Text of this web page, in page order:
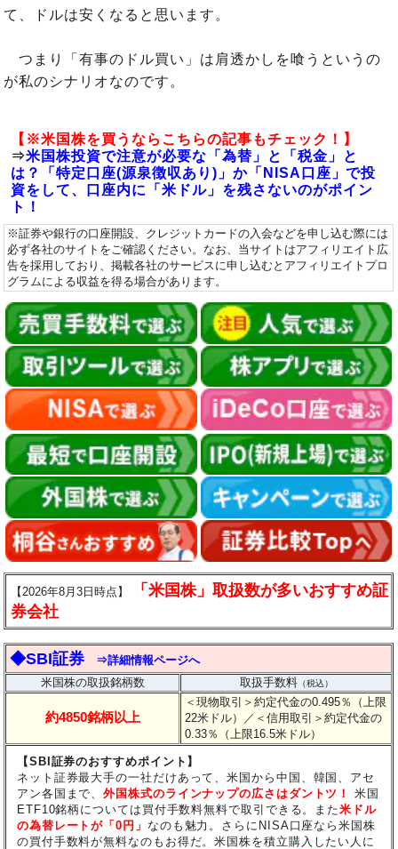
て、ドルは安くなると思います。
つまり「有事のドル買い」は肩透かしを喰うというの
が私のシナリオなのです。
【※米国株を買うならこちらの記事もチェック！】
⇒米国株投資で注意が必要な「為替」と「税金」と
は？「特定口座(源泉徴収あり)」か「NISA口座」で投
資をして、口座内に「米ドル」を残さないのがポイン
ト！
※証券や銀行の口座開設、クレジットカードの入会などを申し込む際には
必ず各社のサイトをご確認ください。なお、当サイトはアフィリエイト広
告を採用しており、掲載各社のサービスに申し込むとアフィリエイトプロ
グラムによる収益を得る場合があります。
【2026年8月3日時点】
「米国株」取扱数が多いおすすめ証
券会社
◆SBI証券
⇒詳細情報ページへ
米国株の取扱銘柄数
取扱手数料（税込）
約4850銘柄以上
＜現物取引＞約定代金の0.495％（上限
22米ドル）
／＜信用取引＞約定代金の
0.33％（上限16.5米ドル）
【SBI証券のおすすめポイント】
ネット証券最大手の一社だけあって、米国から中国、韓国、アセ
アン各国まで、外国株式のラインナップの広さはダントツ！
米国
ETF10銘柄については買付手数料無料で取引できる。また米ドル
の為替レートが「0円」 なのも魅力。さらにNISA口座なら米国株
の買付手数料が無料なのもお得だ。米国株を積立購入したい人に